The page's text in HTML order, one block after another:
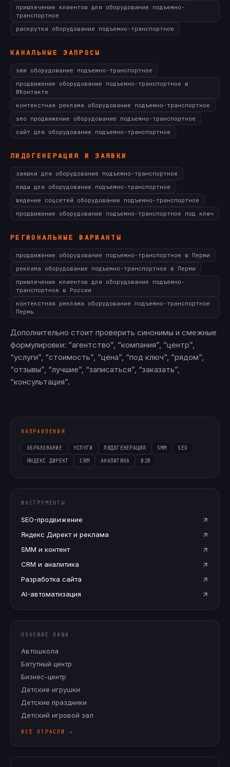
привлечение клиентов для оборудование подъемно-
транспортное
раскрутка оборудование подъемно-транспортное
КАНАЛЬНЫЕ ЗАПРОСЫ
smm оборудование подъемно-транспортное
продвижение оборудование подъемно-транспортное в
ВКонтакте
контекстная реклама оборудование подъемно-транспортное
seo продвижение оборудование подъемно-транспортное
сайт для оборудование подъемно-транспортное
ЛИДОГЕНЕРАЦИЯ И ЗАЯВКИ
заявки для оборудование подъемно-транспортное
лиды для оборудование подъемно-транспортное
ведение соцсетей оборудование подъемно-транспортное
продвижение оборудование подъемно-транспортное под ключ
РЕГИОНАЛЬНЫЕ ВАРИАНТЫ
продвижение оборудование подъемно-транспортное в Перми
реклама оборудование подъемно-транспортное в Перми
привлечение клиентов для оборудование подъемно-
транспортное в России
контекстная реклама оборудование подъемно-транспортное
Пермь
Дополнительно стоит проверить синонимы и смежные
формулировки: “агентство”, “компания”, “центр”,
“услуги”, “стоимость”, “цена”, “под ключ”, “рядом”,
“отзывы”, “лучшие”, “записаться”, “заказать”,
“консультация”.
НАПРАВЛЕНИЯ
ОБРАЗОВАНИЕ УСЛУГИ ЛИДОГЕНЕРАЦИЯ SMM
SEO
ЯНДЕКС ДИРЕКТ
CRM АНАЛИТИКА B2B
ИНСТРУМЕНТЫ
SEO-продвижение
Яндекс Директ и реклама
SMM и контент
CRM и аналитика
Разработка сайта
AI-автоматизация
ПОХОЖИЕ НИШИ
Автошкола
Батутный центр
Бизнес-центр
Детские игрушки
Детские праздники
Детский игровой зал
ВСЕ ОТРАСЛИ →